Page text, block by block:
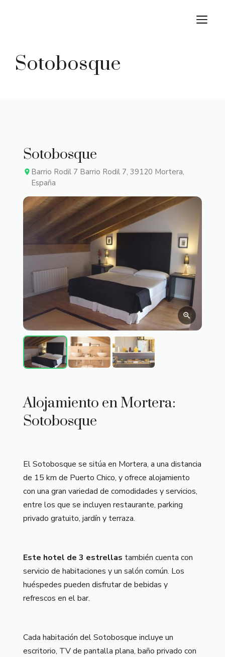
Sotobosque
Sotobosque
Barrio Rodil 7 Barrio Rodil 7, 39120 Mortera,
España
Alojamiento en Mortera:
Sotobosque
El Sotobosque se sitúa en Mortera, a una distancia
de 15 km de Puerto Chico, y ofrece alojamiento
con una gran variedad de comodidades y servicios,
entre los que se incluyen restaurante, parking
privado gratuito, jardín y terraza.
Este hotel de 3 estrellas también cuenta con
servicio de habitaciones y un salón común. Los
huéspedes pueden disfrutar de bebidas y
refrescos en el bar.
Cada habitación del Sotobosque incluye un
escritorio, TV de pantalla plana, baño privado con